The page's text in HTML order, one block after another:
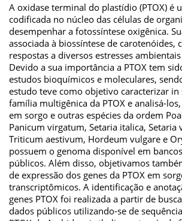
A oxidase terminal do plastídio (PTOX) é
codificada no núcleo das células de
desempenhar a fotossíntese oxigênica.
associada à biossíntese de carotenóides,
respostas a diversos estresses
Devido a sua importância a PTOX tem
estudos bioquímicos e moleculares,
estudo teve como objetivo caracterizar in
família multigênica da PTOX e analisá-
em sorgo e outras espécies da ordem
Panicum virgatum, Setaria italica, Setaria
Triticum aestivum, Hordeum vulgare e
possuem o genoma disponível em
públicos. Além disso, objetivamos
de expressão dos genes da PTOX em
transcriptômicos. A identificação e
genes PTOX foi realizada a partir de
dados públicos utilizando-se de